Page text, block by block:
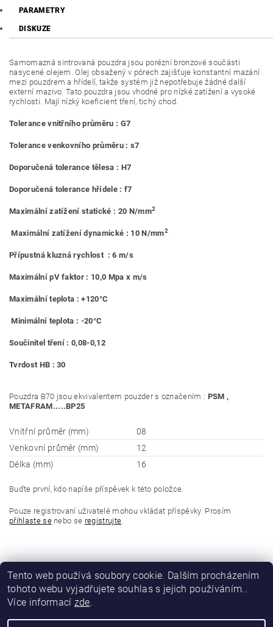
PARAMETRY
DISKUZE
Samomazná sintrovaná pouzdra jsou porézní bronzové součásti
nasycené olejem. Olej obsažený v pórech zajišťuje konstantní mazání
mezi pouzdrem a hřídelí, takže systém již nepotřebuje žádné další
externí mazivo. Tato pouzdra jsou vhodné pro nízké zatížení a vysoké
rychlosti. Mají nízký koeficient tření, tichý chod.
Tolerance vnitřního průměru : G7
Tolerance venkovního průměru : s7
Doporučená tolerance tělesa : H7
Doporučená tolerance hřídele : f7
Maximální zatížení statické : 20 N/mm2
Maximální zatížení dynamické : 10 N/mm2
Přípustná kluzná rychlost : 6 m/s
Maximální pV faktor : 10,0 Mpa x m/s
Maximální teplota : +120°C
Minimální teplota : -20°C
Součinitel tření : 0,08-0,12
Tvrdost HB : 30
Pouzdra B70 jsou ekvivalentem pouzder s označením : PSM ,
METAFRAM.....BP25
Vnitřní průměr (mm)
08
Venkovní průměr (mm)
12
Délka (mm)
16
Buďte první, kdo napíše příspěvek k této položce.
Pouze registrovaní uživatelé mohou vkládat příspěvky. Prosím
přihlaste senebo se registrujte.
Tento web používá soubory cookie. Dalším procházením
tohoto webu vyjadřujete souhlas s jejich používáním..
Více informací zde.